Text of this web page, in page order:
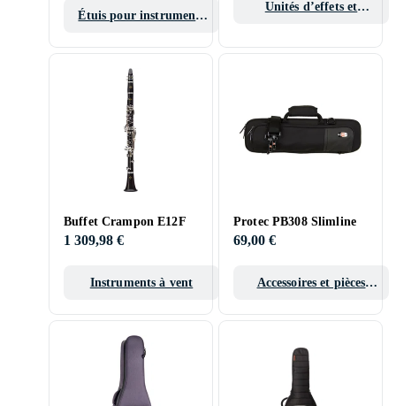
Étuis pour instruments
Unités d’effets et
Buffet Crampon E12F
1 309,98 €
Instruments à vent
Protec PB308 Slimline
69,00 €
Accessoires et pièces